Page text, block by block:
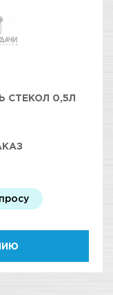
СТЕКОЛ 0,5Л